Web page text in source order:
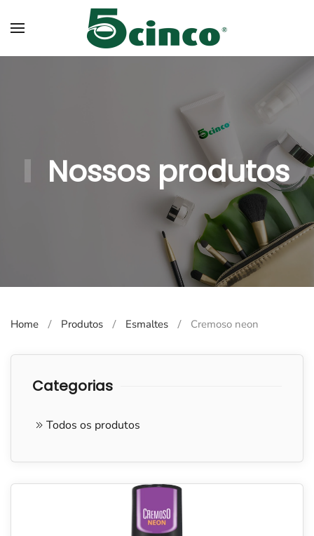
Skip to main content
Nossos produtos
Home Produtos Esmaltes Cremoso neon
Categorias
Todos os produtos